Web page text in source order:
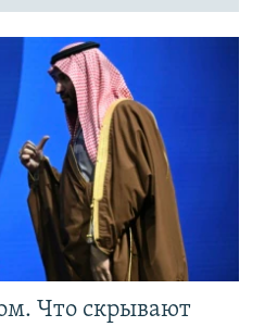
Что скрывают